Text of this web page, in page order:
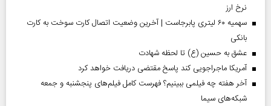
نرخ ارز
سهمیه ۶۰ لیتری پابرجاست | آخرین وضعیت اتصال کارت سوخت به کارت
بانکی
عشق به حسین (ع) تا لحظه شهادت
آمریکا ماجراجویی کند پاسخ مقتضی دریافت خواهد کرد
آخر هفته چه فیلمی ببینیم؟ فهرست کامل فیلم‌های پنجشنبه و جمعه
شبکه‌های سیما